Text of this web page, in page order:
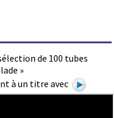
de 100 tubes
»
à un titre avec